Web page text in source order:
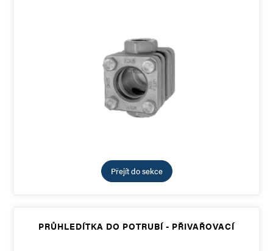
Přejít do sekce
PRŮHLEDÍTKA DO POTRUBÍ - PŘIVAŘOVACÍ